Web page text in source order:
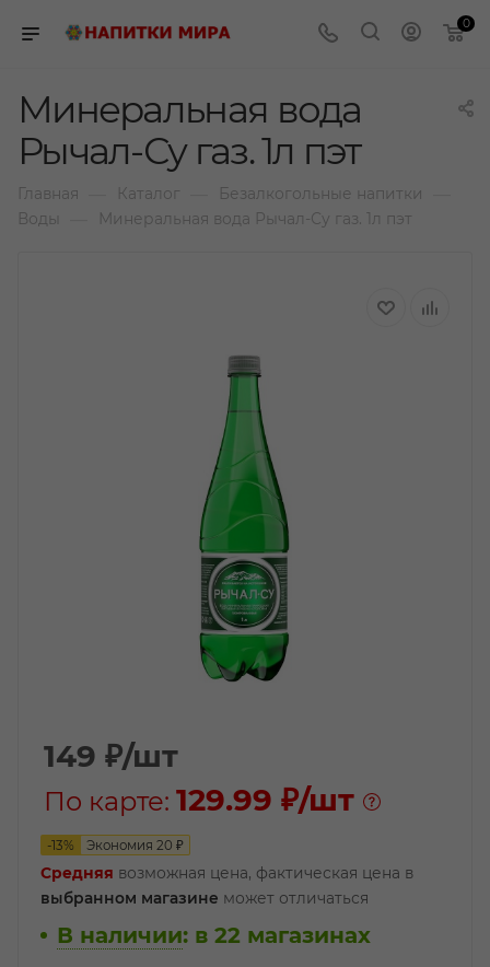
0
Минеральная вода
Рычал-Су газ. 1л пэт
Главная Каталог Безалкогольные напитки
Воды Минеральная вода Рычал-Су газ. 1л пэт
149 ₽/шт
По карте: 129.99 ₽/шт
-13% Экономия 20 ₽
Средняя возможная цена, фактическая цена в
выбранном магазине может отличаться
В наличии: в 22 магазинах